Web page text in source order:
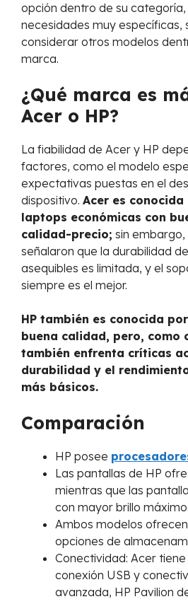
opción dentro de su
necesidades muy específicas,
considerar otros modelos
marca.
¿Qué marca es
Acer o HP?
La fiabilidad de Acer y HP
factores, como el modelo
expectativas puestas en el
dispositivo. Acer es
laptops económicas con
calidad-precio; sin embargo,
señalaron que la durabilidad
asequibles es limitada, y el
siempre es el mejor.
HP también es conocida
buena calidad, pero, como
también enfrenta críticas
durabilidad y el
más básicos.
Comparación
HP posee
Las pantallas de HP
mientras que las
con mayor brillo máximo.
Ambos modelos
opciones de
Conectividad: Acer
conexión USB y
avanzada, HP Pavilion